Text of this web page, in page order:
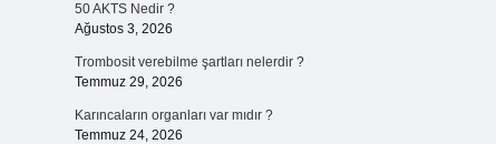
50 AKTS Nedir ?
Ağustos 3, 2026
Trombosit verebilme şartları nelerdir ?
Temmuz 29, 2026
Karıncaların organları var mıdır ?
Temmuz 24, 2026